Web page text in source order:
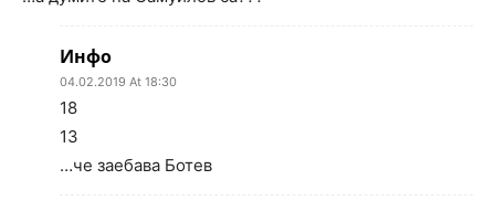
Инфо
04.02.2019 At 18:30
18
13
…че заебава Ботев